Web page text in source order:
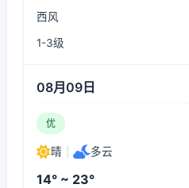
西风
1-3级
08月09日
优
晴 多云
14° ~ 23°